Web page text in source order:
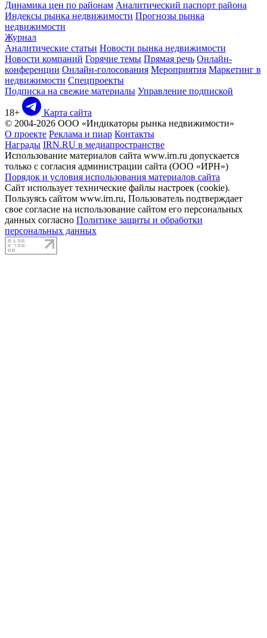
Динамика цен по районам Аналитический паспорт района
Индексы рынка недвижимости Прогнозы рынка
недвижимости
Журнал
Аналитические статьи Новости рынка недвижимости
Новости компаний Горячие темы Прямая речь Онлайн-
конференции Онлайн-голосования Мероприятия Маркетинг в
недвижимости Спецпроекты
Подписка на свежие материалы Управление подпиской
18+
Карта сайта
© 2004-2026 ООО «Индикаторы рынка недвижимости»
О проекте Реклама и пиар Контакты
Награды IRN.RU в медиапространстве
Использование материалов сайта www.irn.ru допускается
только с согласия администрации сайта (ООО «ИРН»)
Порядок и условия использования материалов сайта
Сайт использует технические файлы настроек (cookie).
Пользуясь сайтом www.irn.ru, Пользователь подтверждает
свое согласие на использование сайтом его персональных
данных согласно Политике защиты и обработки
персональных данных